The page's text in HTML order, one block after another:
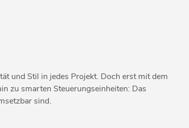
und Stil in jedes Projekt. Doch erst mit dem
zu smarten Steuerungseinheiten: Das
sind.